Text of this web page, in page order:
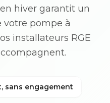
hiver garantit un
pompe à
installateurs RGE
sans engagement